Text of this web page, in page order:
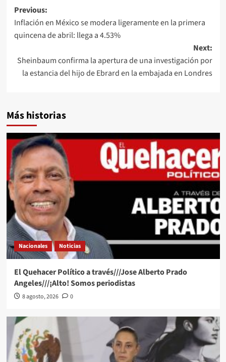
Post
navigation
Previous:
Inflación en México se modera ligeramente en la primera
quincena de abril: llega a 4.53%
Next:
Sheinbaum confirma la apertura de una investigación por
la estancia del hijo de Ebrard en la embajada en Londres
Más historias
Nacionales Noticias
El Quehacer Político a través///Jose Alberto Prado
Angeles///¡Alto! Somos periodistas
8 agosto, 2026 0